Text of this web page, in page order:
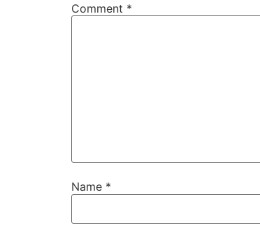
Comment *
Name *